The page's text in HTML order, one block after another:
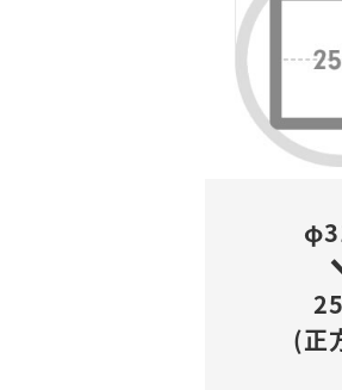
(正